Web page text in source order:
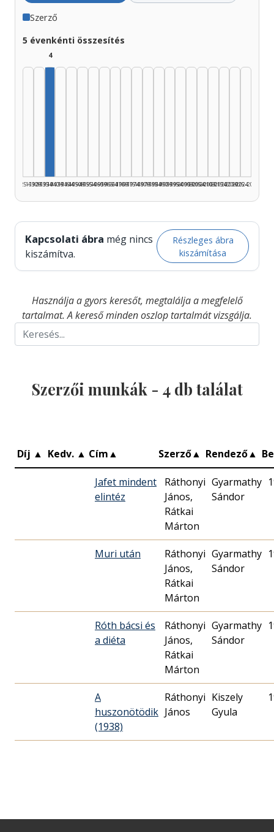
Szerző
5 évenkénti összesítés
1925–1929
1930–1934
4
1935–1939
1940–1944
1945–1949
1950–1954
1955–1959
1960–1964
1965–1969
1970–1974
1975–1979
1980–1984
1985–1989
1990–1994
1995–1999
2000–2004
2005–2009
2010–2014
2015–2019
2020–2024
2025–2026
Kapcsolati ábra még nincs
kiszámítva.
Részleges ábra
kiszámítása
Használja a gyors keresőt, megtalálja a megfelelő
tartalmat. A kereső minden oszlop tartalmát vizsgálja.
Szerzői munkák - 4db találat
Díj ▲ Kedv. ▲ Cím▲ Szerző▲ Rendező▲
Jafet mindent
elintéz
Ráthonyi
János,
Rátkai
Márton
Gyarmathy
Sándor
Muri után
Ráthonyi
János,
Rátkai
Márton
Gyarmathy
Sándor
Róth bácsi és
a diéta
Ráthonyi
János,
Rátkai
Márton
Gyarmathy
Sándor
A
huszonötödik
(1938)
Ráthonyi
János
Kiszely
Gyula